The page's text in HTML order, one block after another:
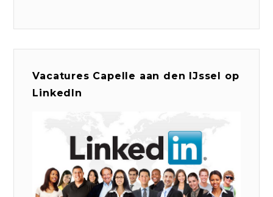
Vacatures Capelle aan den IJssel op
LinkedIn